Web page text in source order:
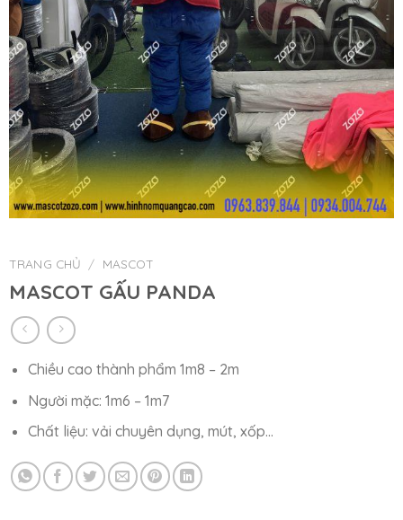
TRANG CHỦ / MASCOT
MASCOT GẤU PANDA
Chiều cao thành phẩm 1m8 – 2m
Người mặc: 1m6 – 1m7
Chất liệu: vải chuyên dụng, mút, xốp…